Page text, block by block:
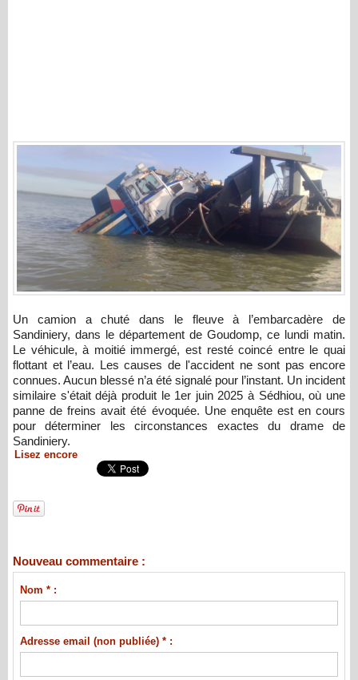
Un camion a chuté dans le fleuve à l’embarcadère de
Sandiniery, dans le département de Goudomp, ce lundi matin.
Le véhicule, à moitié immergé, est resté coincé entre le quai
flottant et l’eau. Les causes de l'accident ne sont pas encore
connues. Aucun blessé n’a été signalé pour l’instant. Un incident
similaire s'était déjà produit le 1er juin 2025 à Sédhiou, où une
panne de freins avait été évoquée. Une enquête est en cours
pour déterminer les circonstances exactes du drame de
Sandiniery.
Lisez encore
Nouveau commentaire :
Nom * :
Adresse email (non publiée) * :